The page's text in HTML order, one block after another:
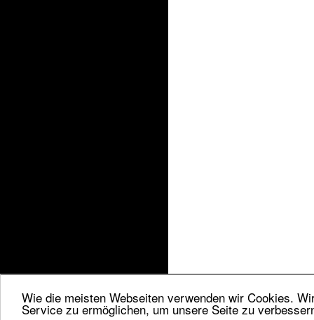
Wie die meisten Webseiten verwenden wir Cookies.
Service zu ermöglichen, um unsere Seite zu